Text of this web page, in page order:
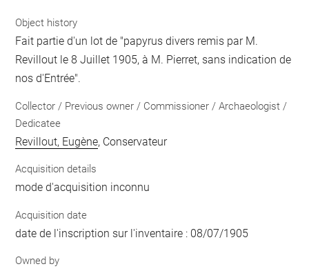
Object history
Fait partie d'un lot de "papyrus divers remis par M.
Revillout le 8 Juillet 1905, à M. Pierret, sans indication de
nos d'Entrée".
Collector / Previous owner / Commissioner / Archaeologist /
Dedicatee
Revillout, Eugène, Conservateur
Acquisition details
mode d'acquisition inconnu
Acquisition date
date de l'inscription sur l'inventaire : 08/07/1905
Owned by